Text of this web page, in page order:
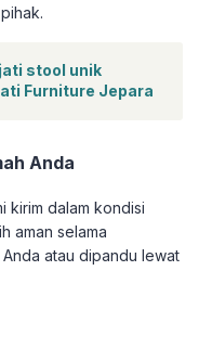
stool unik
Furniture Jepara
Anda
kirim dalam kondisi
aman selama
atau dipandu lewat